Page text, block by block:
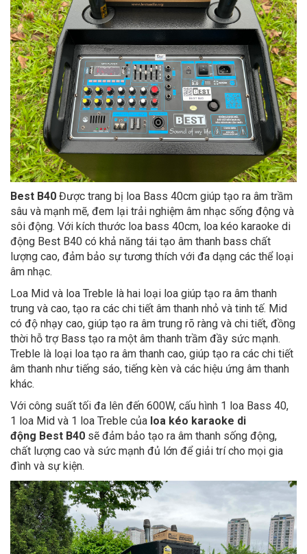
Best B40 Được trang bị loa Bass 40cm giúp tạo ra âm trầm
sâu và mạnh mẽ, đem lại trải nghiệm âm nhạc sống động và
sôi động. Với kích thước loa bass 40cm, loa kéo karaoke di
động Best B40 có khả năng tái tạo âm thanh bass chất
lượng cao, đảm bảo sự tương thích với đa dạng các thể loại
âm nhạc.
Loa Mid và loa Treble là hai loại loa giúp tạo ra âm thanh
trung và cao, tạo ra các chi tiết âm thanh nhỏ và tinh tế. Mid
có độ nhạy cao, giúp tạo ra âm trung rõ ràng và chi tiết, đồng
thời hỗ trợ Bass tạo ra một âm thanh trầm đầy sức mạnh.
Treble là loại loa tạo ra âm thanh cao, giúp tạo ra các chi tiết
âm thanh như tiếng sáo, tiếng kèn và các hiệu ứng âm thanh
khác.
Với công suất tối đa lên đến 600W, cấu hình 1 loa Bass 40,
1 loa Mid và 1 loa Treble của loa kéo karaoke di
động Best B40 sẽ đảm bảo tạo ra âm thanh sống động,
chất lượng cao và sức mạnh đủ lớn để giải trí cho mọi gia
đình và sự kiện.